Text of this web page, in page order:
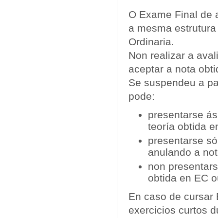
O Exame Final de
a mesma
Ordinaria.
Non realizar a
aceptar a nota
Se suspendeu a
pode:
presentarse
teoría obtida
presentarse
anulando a
non
obtida en EC
En caso de cursar
exercicios curtos